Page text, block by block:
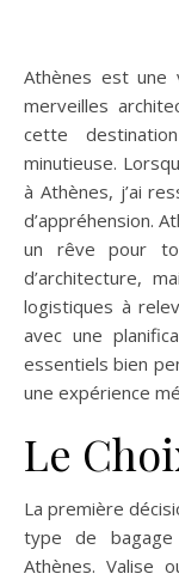
Athènes est une ville riche en histoire, en culture et en
merveilles
cette
minutieuse.
à Athènes, j’ai
d’appréhension.
un rêve pour
d’architecture,
logistiques à
avec une
essentiels bien
une expérience
Le
La première
type de
Athènes. Valise